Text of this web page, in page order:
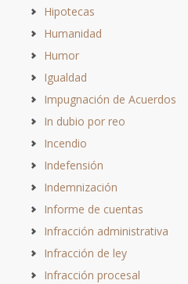
Hipotecas
Humanidad
Humor
Igualdad
Impugnación de Acuerdos
In dubio por reo
Incendio
Indefensión
Indemnización
Informe de cuentas
Infracción administrativa
Infracción de ley
Infracción procesal